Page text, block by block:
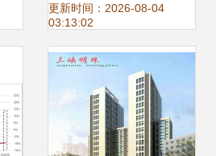
篇章——63家房地
产开发一级资质企
业名单解读
更新时间：2026-08-04
03:13:02